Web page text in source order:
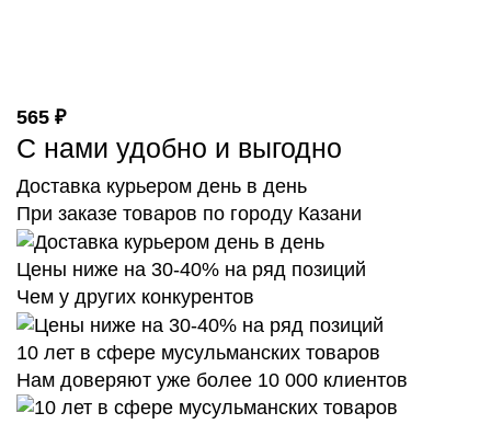
565 ₽
С нами удобно и выгодно
Доставка курьером день в день
При заказе товаров по городу Казани
Цены ниже на 30-40% на ряд позиций
Чем у других конкурентов
10 лет в сфере мусульманских товаров
Нам доверяют уже более 10 000 клиентов